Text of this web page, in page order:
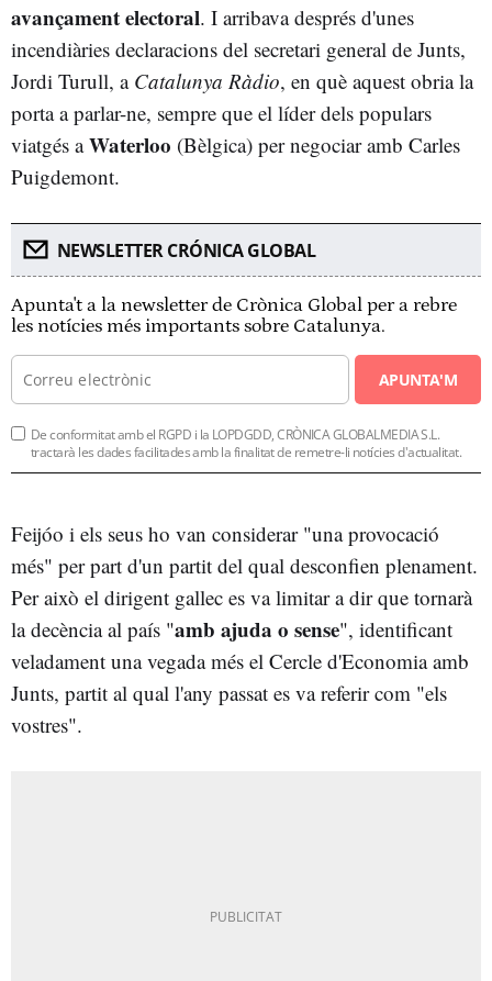
avançament electoral. I arribava després d'unes
incendiàries declaracions del secretari general de Junts,
Jordi Turull, a Catalunya Ràdio, en què aquest obria la
porta a parlar-ne, sempre que el líder dels populars
viatgés aWaterloo (Bèlgica) per negociar amb Carles
Puigdemont.
NEWSLETTER CRÓNICA GLOBAL
Apunta't a la newsletter de Crònica Global per a rebre
les notícies més importants sobre Catalunya.
APUNTA'M
De conformitat amb el RGPD i la LOPDGDD, CRÒNICA GLOBALMEDIA S.L.
tractarà les dades facilitades amb la finalitat de remetre-li notícies d'actualitat.
Feijóo i els seus ho van considerar "una provocació
més" per part d'un partit del qual desconfien plenament.
Per això el dirigent gallec es va limitar a dir que tornarà
la decència al país "amb ajuda o sense", identificant
veladament una vegada més el Cercle d'Economia amb
Junts, partit al qual l'any passat es va referir com "els
vostres".